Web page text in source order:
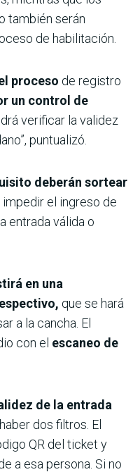
también serán
de habilitación.
proceso de registro
un control de
verificar la validez
puntualizó.
deberán sortear
impedir el ingreso de
entrada válida o
en una
que se hará
a la cancha. El
con el escaneo de
de la entrada
haber dos filtros. El
QR del ticket y
a esa persona. Si no